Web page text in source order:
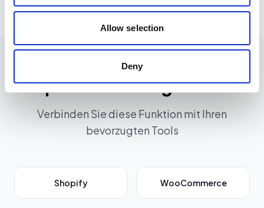
Allow selection
Deny
Empfohlene Integrationen
Verbinden Sie diese Funktion mit Ihren
bevorzugten Tools
Shopify WooCommerce